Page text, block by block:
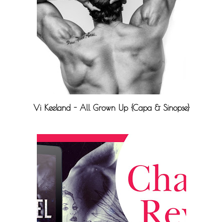
Vi Keeland - All Grown Up {Capa & Sinopse}